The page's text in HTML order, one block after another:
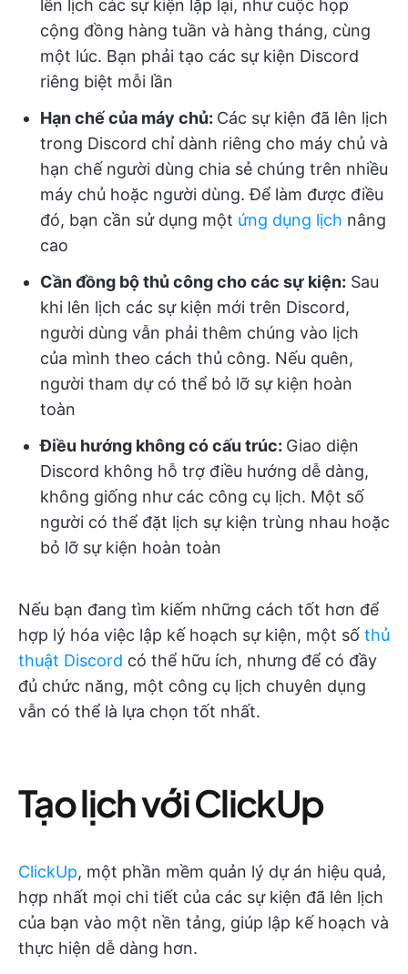
lên lịch các sự kiện lặp lại, như cuộc họp
cộng đồng hàng tuần và hàng tháng, cùng
một lúc. Bạn phải tạo các sự kiện Discord
riêng biệt mỗi lần
Hạn chế của máy chủ: Các sự kiện đã lên lịch
trong Discord chỉ dành riêng cho máy chủ và
hạn chế người dùng chia sẻ chúng trên nhiều
máy chủ hoặc người dùng. Để làm được điều
đó, bạn cần sử dụng một ứng dụng lịch nâng
cao
Cần đồng bộ thủ công cho các sự kiện: Sau
khi lên lịch các sự kiện mới trên Discord,
người dùng vẫn phải thêm chúng vào lịch
của mình theo cách thủ công. Nếu quên,
người tham dự có thể bỏ lỡ sự kiện hoàn
toàn
Điều hướng không có cấu trúc: Giao diện
Discord không hỗ trợ điều hướng dễ dàng,
không giống như các công cụ lịch. Một số
người có thể đặt lịch sự kiện trùng nhau hoặc
bỏ lỡ sự kiện hoàn toàn
Nếu bạn đang tìm kiếm những cách tốt hơn để
hợp lý hóa việc lập kế hoạch sự kiện, một số thủ
thuật Discord có thể hữu ích, nhưng để có đầy
đủ chức năng, một công cụ lịch chuyên dụng
vẫn có thể là lựa chọn tốt nhất.
Tạo lịch với ClickUp
ClickUp, một phần mềm quản lý dự án hiệu quả,
hợp nhất mọi chi tiết của các sự kiện đã lên lịch
của bạn vào một nền tảng, giúp lập kế hoạch và
thực hiện dễ dàng hơn.